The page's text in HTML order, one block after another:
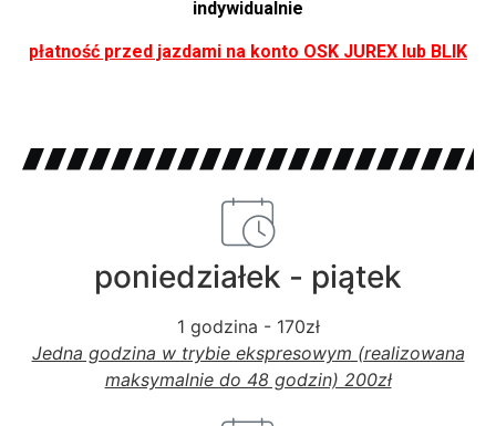
indywidualnie
płatność przed jazdami na konto OSK JUREX lub BLIK
poniedziałek - piątek
1 godzina - 170zł
Jedna godzina w trybie ekspresowym (realizowana
maksymalnie do 48 godzin) 200zł